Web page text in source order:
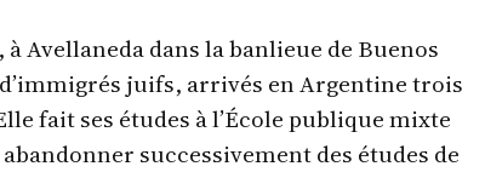
Avellaneda dans la banlieue de Buenos
juifs, arrivés en Argentine trois
fait ses études à l’École publique mixte
successivement des études de